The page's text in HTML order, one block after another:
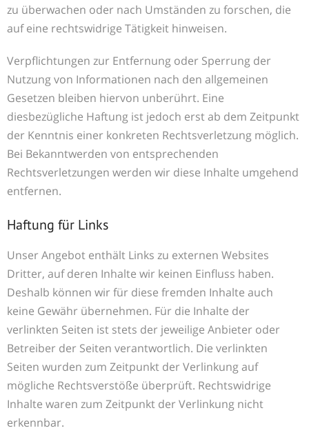
zu überwachen oder nach Umständen zu forschen, die
auf eine rechtswidrige Tätigkeit hinweisen.
Verpflichtungen zur Entfernung oder Sperrung der
Nutzung von Informationen nach den allgemeinen
Gesetzen bleiben hiervon unberührt. Eine
diesbezügliche Haftung ist jedoch erst ab dem Zeitpunkt
der Kenntnis einer konkreten Rechtsverletzung möglich.
Bei Bekanntwerden von entsprechenden
Rechtsverletzungen werden wir diese Inhalte umgehend
entfernen.
Haftung für Links
Unser Angebot enthält Links zu externen Websites
Dritter, auf deren Inhalte wir keinen Einfluss haben.
Deshalb können wir für diese fremden Inhalte auch
keine Gewähr übernehmen. Für die Inhalte der
verlinkten Seiten ist stets der jeweilige Anbieter oder
Betreiber der Seiten verantwortlich. Die verlinkten
Seiten wurden zum Zeitpunkt der Verlinkung auf
mögliche Rechtsverstöße überprüft. Rechtswidrige
Inhalte waren zum Zeitpunkt der Verlinkung nicht
erkennbar.